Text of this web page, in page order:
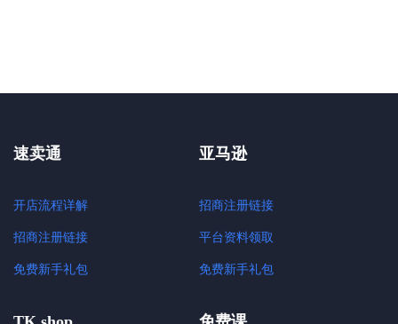
速卖通
开店流程详解
招商注册链接
免费新手礼包
亚马逊
招商注册链接
平台资料领取
免费新手礼包